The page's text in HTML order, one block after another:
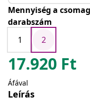
Mennyiség a
darabszám
1
2
17.920 Ft
Áfával
Leírás